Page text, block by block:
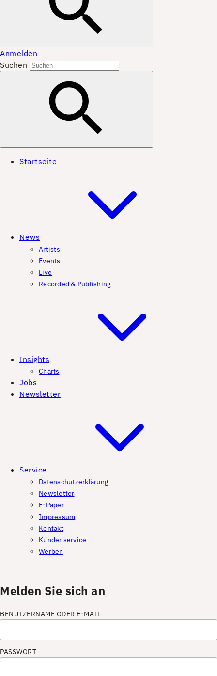
Anmelden
Suchen
Startseite
News
Artists
Events
Live
Recorded & Publishing
Insights
Charts
Jobs
Newsletter
Service
Datenschutzerklärung
Newsletter
E-Paper
Impressum
Kontakt
Kundenservice
Werben
Melden Sie sich an
BENUTZERNAME ODER E-MAIL
PASSWORT